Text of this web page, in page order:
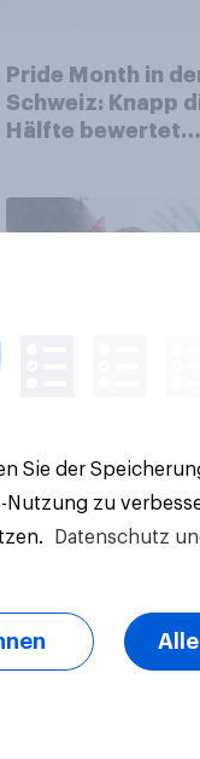
Pride Month in
Schweiz: Knapp
Hälfte bewertet
bleibt umstritten
Sie der
Nutzung zu
Datenschutz